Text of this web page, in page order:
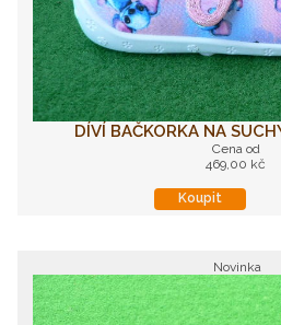
DÍVÍ BAČKORKA NA
Cena od
469,00 kč
Koupit
Novinka